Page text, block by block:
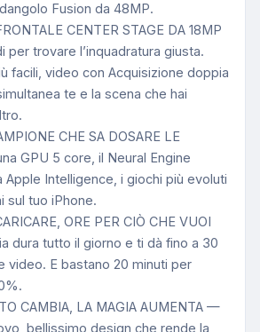
Fusion da 48MP.
CENTER STAGE DA 18MP
trovare l’inquadratura giusta.
facili, video con Acquisizione doppia
te e la scena che hai
CHE SA DOSARE LE
GPU 5 core, il Neural Engine
Apple Intelligence, i giochi più evoluti
sul tuo iPhone.
ORE PER CIÒ CHE VUOI
dura tutto il giorno e ti dà fino a 30
video. E bastano 20 minuti per
CAMBIA, LA MAGIA AUMENTA —
bellissimo design che rende la